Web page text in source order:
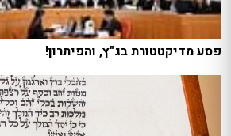
פסע מדיקטטורת בג"ץ, והפיתרון!